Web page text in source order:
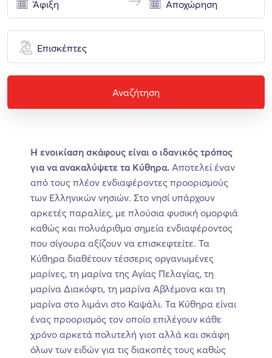
Επισκέπτες
Αναζήτηση
H ενοικίαση σκάφους είναι ο ιδανικός τρόπος
για να ανακαλύψετε τα Κύθηρα. Αποτελεί έναν
από τους πλέον ενδιαφέροντες προορισμούς
των Ελληνικών νησιών. Στο νησί υπάρχουν
αρκετές παραλίες, με πλούσια φυσική ομορφιά
καθώς και πολυάριθμα σημεία ενδιαφέροντος
που σίγουρα αξίζουν να επισκεφτείτε. Τα
Κύθηρα διαθέτουν τέσσερις οργανωμένες
μαρίνες, τη μαρίνα της Αγίας Πελαγίας, τη
μαρίνα Διακόφτι, τη μαρίνα Αβλέμονα και τη
μαρίνα στο λιμάνι στο Καψάλι. Τα Κύθηρα είναι
ένας προορισμός τον οποίο επιλέγουν κάθε
χρόνο αρκετά πολυτελή γιοτ αλλά και σκάφη
όλων των ειδών για τις διακοπές τους καθώς